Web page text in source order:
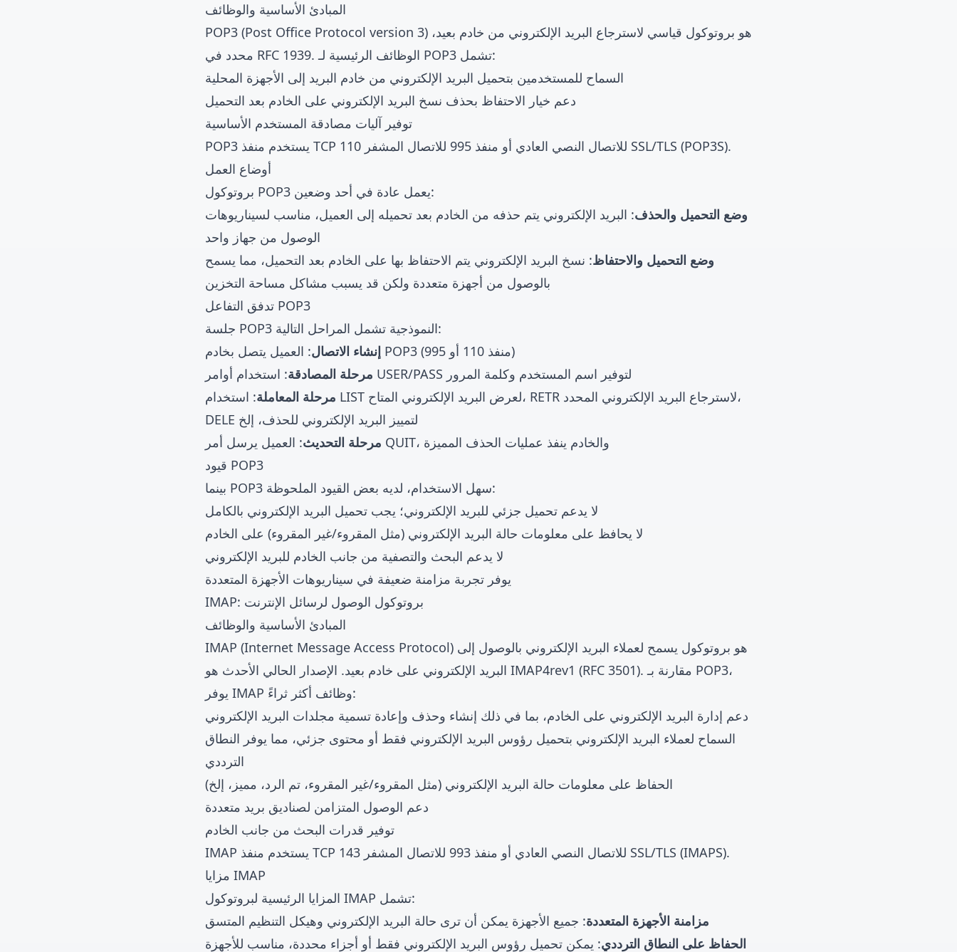
المبادئ الأساسية والوظائف
POP3 (Post Office Protocol version 3) هو بروتوكول قياسي لاسترجاع البريد الإلكتروني من خادم بعيد،
محدد في RFC 1939. الوظائف الرئيسية لـ POP3 تشمل:
السماح للمستخدمين بتحميل البريد الإلكتروني من خادم البريد إلى الأجهزة المحلية
دعم خيار الاحتفاظ بحذف نسخ البريد الإلكتروني على الخادم بعد التحميل
توفير آليات مصادقة المستخدم الأساسية
POP3 يستخدم منفذ TCP 110 للاتصال النصي العادي أو منفذ 995 للاتصال المشفر SSL/TLS (POP3S).
أوضاع العمل
بروتوكول POP3 يعمل عادة في أحد وضعين:
وضع التحميل والحذف: البريد الإلكتروني يتم حذفه من الخادم بعد تحميله إلى العميل، مناسب لسيناريوهات
الوصول من جهاز واحد
وضع التحميل والاحتفاظ: نسخ البريد الإلكتروني يتم الاحتفاظ بها على الخادم بعد التحميل، مما يسمح
بالوصول من أجهزة متعددة ولكن قد يسبب مشاكل مساحة التخزين
تدفق التفاعل POP3
جلسة POP3 النموذجية تشمل المراحل التالية:
إنشاء الاتصال
: العميل يتصل بخادم POP3 (منفذ 110 أو 995)
مرحلة المصادقة
: استخدام أوامر USER/PASS لتوفير اسم المستخدم وكلمة المرور
مرحلة المعاملة: استخدام LIST لعرض البريد الإلكتروني المتاح، RETR لاسترجاع البريد الإلكتروني المحدد،
DELE لتمييز البريد الإلكتروني للحذف، إلخ
مرحلة التحديث
: العميل يرسل أمر QUIT، والخادم ينفذ عمليات الحذف المميزة
قيود POP3
بينما POP3 سهل الاستخدام، لديه بعض القيود الملحوظة:
لا يدعم تحميل جزئي للبريد الإلكتروني؛ يجب تحميل البريد الإلكتروني بالكامل
لا يحافظ على معلومات حالة البريد الإلكتروني (مثل المقروء/غير المقروء) على الخادم
لا يدعم البحث والتصفية من جانب الخادم للبريد الإلكتروني
يوفر تجربة مزامنة ضعيفة في سيناريوهات الأجهزة المتعددة
IMAP: بروتوكول الوصول لرسائل الإنترنت
المبادئ الأساسية والوظائف
IMAP (Internet Message Access Protocol) هو بروتوكول يسمح لعملاء البريد الإلكتروني بالوصول إلى
البريد الإلكتروني على خادم بعيد. الإصدار الحالي الأحدث هو IMAP4rev1 (RFC 3501). مقارنة بـ POP3،
يوفر IMAP وظائف أكثر ثراءً:
دعم إدارة البريد الإلكتروني على الخادم، بما في ذلك إنشاء وحذف وإعادة تسمية مجلدات البريد الإلكتروني
السماح لعملاء البريد الإلكتروني بتحميل رؤوس البريد الإلكتروني فقط أو محتوى جزئي، مما يوفر النطاق
الترددي
الحفاظ على معلومات حالة البريد الإلكتروني (مثل المقروء/غير المقروء، تم الرد، مميز، إلخ)
دعم الوصول المتزامن لصناديق بريد متعددة
توفير قدرات البحث من جانب الخادم
IMAP يستخدم منفذ TCP 143 للاتصال النصي العادي أو منفذ 993 للاتصال المشفر SSL/TLS (IMAPS).
مزايا IMAP
المزايا الرئيسية لبروتوكول IMAP تشمل:
مزامنة الأجهزة المتعددة: جميع الأجهزة يمكن أن ترى حالة البريد الإلكتروني وهيكل التنظيم المتسق
الحفاظ على النطاق الترددي: يمكن تحميل رؤوس البريد الإلكتروني فقط أو أجزاء محددة، مناسب للأجهزة